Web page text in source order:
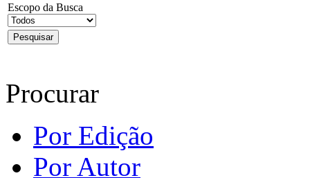
Escopo da Busca
Procurar
Por Edição
Por Autor